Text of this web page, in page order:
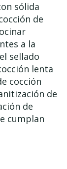
sólida
de
a la
sellado
lenta
cocción
de
de
cumplan